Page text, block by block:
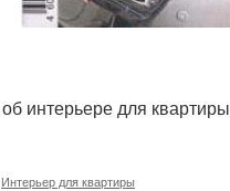
интерьере для квартиры
Интерьер для квартиры